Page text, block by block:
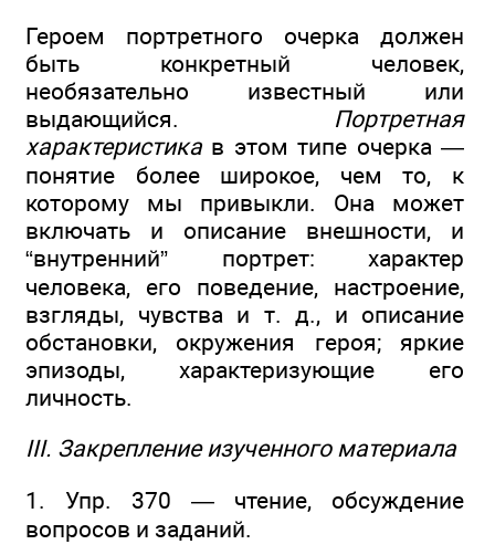
Героем портретного очерка должен
быть конкретный человек,
необязательно известный или
выдающийся. Портретная
характеристика в этом типе очерка —
понятие более широкое, чем то, к
которому мы привыкли. Она может
включать и описание внешности, и
“внутренний” портрет: характер
человека, его поведение, настроение,
взгляды, чувства и т. д., и описание
обстановки, окружения героя; яркие
эпизоды, характеризующие его
личность.
III. Закрепление изученного материала
1. Упр. 370 — чтение, обсуждение
вопросов и заданий.